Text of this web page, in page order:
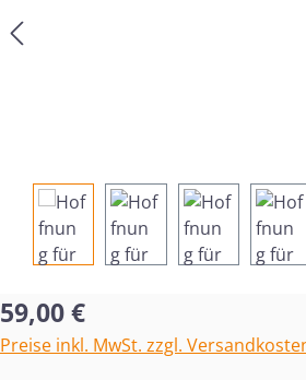
Regulärer Preis:
59,00 €
Preise inkl. MwSt. zzgl.